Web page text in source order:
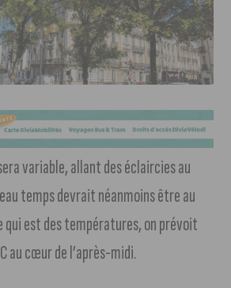
variable, allant des éclaircies au
temps devrait néanmoins être au
qui est des températures, on prévoit
au cœur de l’après-midi.